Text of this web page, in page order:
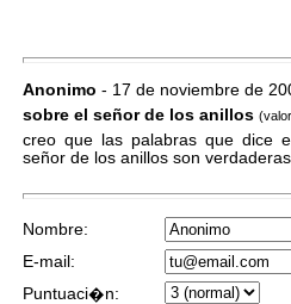
Anonimo - 17 de noviembre de
sobre el señor de los anillos
creo que las palabras que dice
señor de los anillos son
Nombre:
E-mail:
Puntuaci�n: